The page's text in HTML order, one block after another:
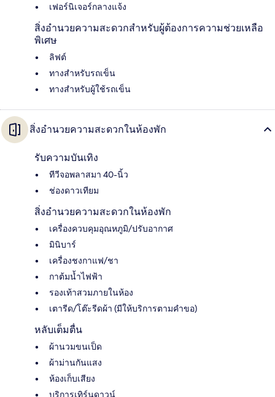
เฟอร์นิเจอร์กลางแจ้ง
สิ่งอำนวยความสะดวกสำหรับผู้ต้องการความช่วยเหลือ
พิเศษ
ลิฟต์
ทางสำหรับรถเข็น
ทางสำหรับผู้ใช้รถเข็น
สิ่งอำนวยความสะดวกในห้องพัก
รับความบันเทิง
ทีวีจอพลาสมา 40-นิ้ว
ช่องดาวเทียม
สิ่งอำนวยความสะดวกในห้องพัก
เครื่องควบคุมอุณหภูมิ/ปรับอากาศ
มินิบาร์
เครื่องชงกาแฟ/ชา
กาต้มน้ำไฟฟ้า
รองเท้าสวมภายในห้อง
เตารีด/โต๊ะรีดผ้า (มีให้บริการตามคำขอ)
หลับเต็มตื่น
ผ้านวมขนเป็ด
ผ้าม่านกันแสง
ห้องเก็บเสียง
บริการเทิร์นดาวน์